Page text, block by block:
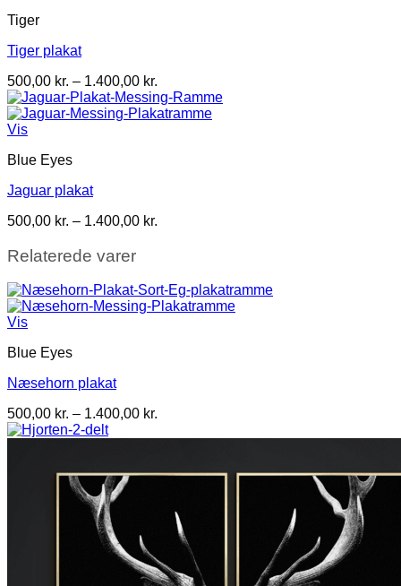
Tiger
Tiger plakat
500,00 kr. – 1.400,00 kr.
500,00 kr.
til
Vis
Blue Eyes
Jaguar plakat
500,00 kr. – 1.400,00 kr.
Relaterede varer
Vis
Blue Eyes
Næsehorn plakat
500,00 kr. – 1.400,00 kr.